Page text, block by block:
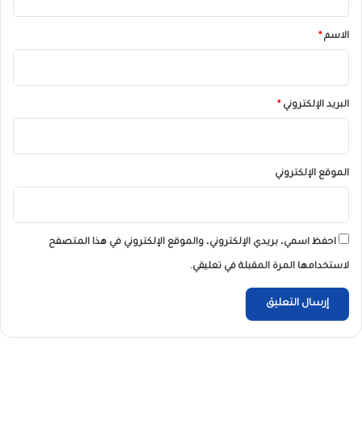
*الاسم*
البريد الإلكتروني*
الموقع الإلكتروني
احفظ اسمي، بريدي الإلكتروني، والموقع الإلكتروني في هذا المتصفح
لاستخدامها المرة المقبلة في تعليقي.